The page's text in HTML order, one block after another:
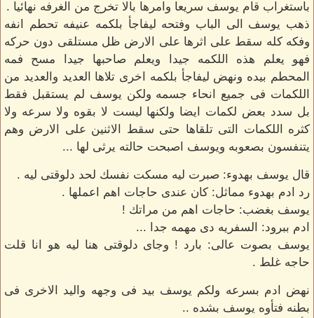
باستغراب قام يوسف سريعا وامرها بالا تخرج من الغرفه نهائيا .
ذهب يوسف الى الباب وفتحه ليفاجأ بلكمه عنيفه تحطم انفه
وفكه كله سقط على اثرها على الارض ظل مستلقى دون حركه
فهو يعلم هذه اللكمه جيدا ويعلم صاحبها جيدا مسح فمه
المحطم بيده ونهض ليفاجأ بلكمه اخرى تلاها العديد والعديد من
اللكمات فى جميع انحاء جسمه ولكن يوسف لم يستقبل فقط
بل سدد بعض لكمات ايضا ولكنها ليست لا بقوه ولا سرعه ولا
كثره اللكمات التى تلقاها حتى سقط الاثنين على الارض وهم
يتنفسون بصعوبه ويوسف اصبحت حالته يرثى لها ...
قال يوسف بهدوء: صبرت ليه مسكت نفسك لحد دلوقتى ليه .
رد ادم بهدوء مماثل: كان عندى حاجات اهم اعملها .
يوسف بغضب: حاجات اهم من مراتك !
ادم ببرود: السفريه دى مهمه جدا ...
يوسف بصوت عالى: بارد ! وجاى دلوقتى هنا ليه هو انا قلت
حاجه غلط .
نهض ادم بسرعه ولكم يوسف بيد فى وجهه واليد الاخرى فى
بطنه فتأوه يوسف بشده ..